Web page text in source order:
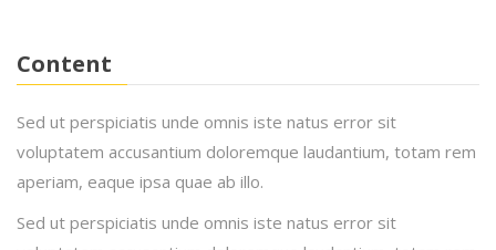
Content
Sed ut perspiciatis unde omnis iste natus error sit
voluptatem accusantium doloremque laudantium, totam rem
aperiam, eaque ipsa quae ab illo.
Sed ut perspiciatis unde omnis iste natus error sit